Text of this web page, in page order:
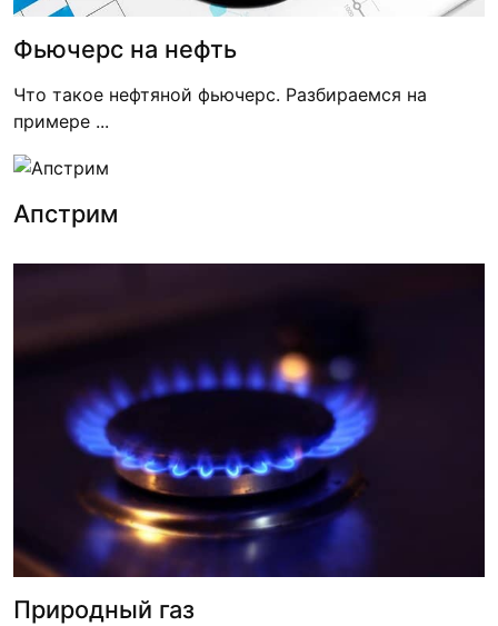
Фьючерс на нефть
Что такое нефтяной фьючерс. Разбираемся на
примере ...
Апстрим
Природный газ